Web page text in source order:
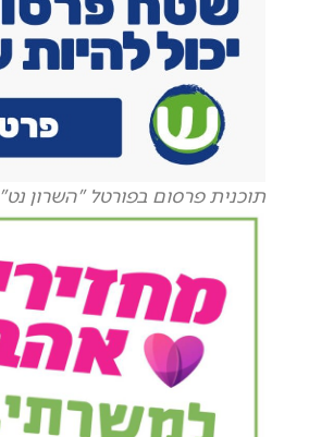
תוכנית פרסום בפורטל "השרון נט"